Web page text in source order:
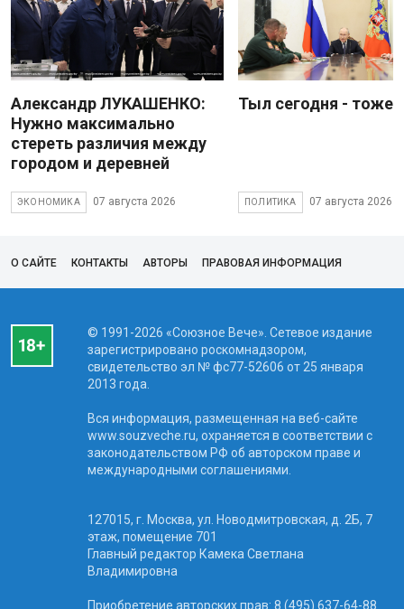
Александр ЛУКАШЕНКО:
Нужно максимально
стереть различия между
городом и деревней
ЭКОНОМИКА 07 августа 2026
Тыл сегодня - тоже
ПОЛИТИКА 07 августа 2026
О САЙТЕ КОНТАКТЫ АВТОРЫ ПРАВОВАЯ ИНФОРМАЦИЯ
© 1991-2026 «Союзное Вече». Сетевое издание
зарегистрировано роскомнадзором,
свидетельство эл № фc77-52606 от 25 января
2013 года.
Вся информация, размещенная на веб-сайте
www.souzveche.ru, охраняется в соответствии с
законодательством РФ об авторском праве и
международными соглашениями.
127015, г. Москва, ул. Новодмитровская, д. 2Б, 7
этаж, помещение 701
Главный редактор Камека Светлана
Владимировна
Приобретение авторских прав: 8 (495) 637-64-88